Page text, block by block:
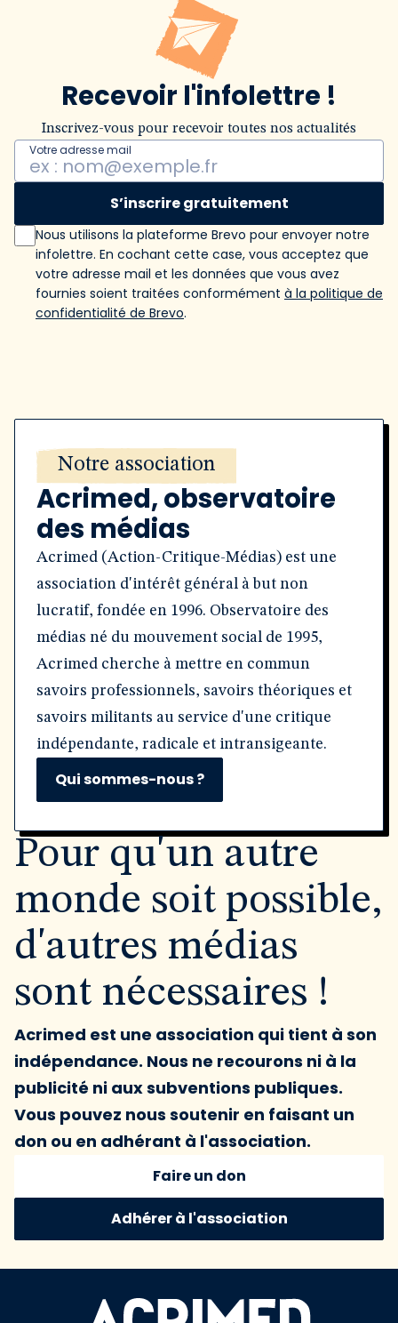
Recevoir l'infolettre !
Inscrivez-vous pour recevoir toutes nos actualités
Votre adresse mail
S’inscrire gratuitement
Nous utilisons la plateforme Brevo pour envoyer notre
infolettre. En cochant cette case, vous acceptez que
votre adresse mail et les données que vous avez
fournies soient traitées conformément à la politique de
confidentialité de Brevo.
Notre association
Acrimed, observatoire
des médias
Acrimed (Action-Critique-Médias) est une
association d'intérêt général à but non
lucratif, fondée en 1996. Observatoire des
médias né du mouvement social de 1995,
Acrimed cherche à mettre en commun
savoirs professionnels, savoirs théoriques et
savoirs militants au service d'une critique
indépendante, radicale et intransigeante.
Qui sommes-nous ?
Pour qu'un autre
monde soit possible,
d'autres médias
sont nécessaires !
Acrimed est une association qui tient à son
indépendance. Nous ne recourons ni à la
publicité ni aux subventions publiques.
Vous pouvez nous soutenir en faisant un
don ou en adhérant à l'association.
Faire un don
Adhérer à l'association